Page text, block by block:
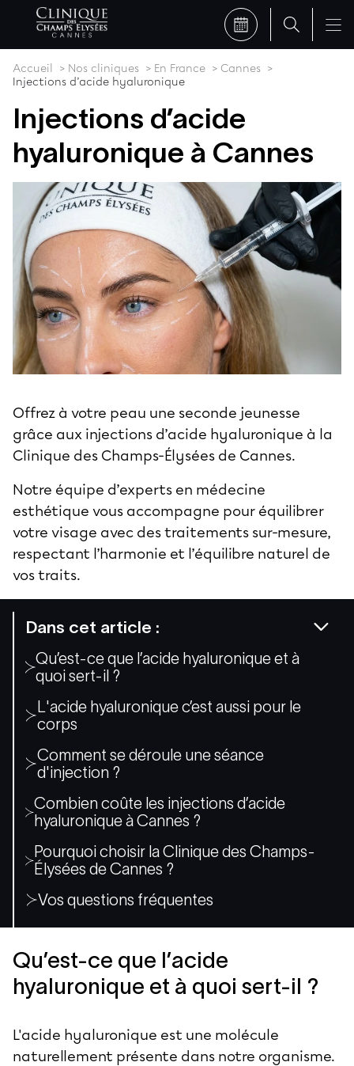
Accueil Nos cliniques En France
Cannes
Injections d’acide hyaluronique
Injections d’acide
hyaluronique à Cannes
Dans cet article :
Qu’est-ce que l’acide hyaluronique et à
quoi sert-il ?
L'acide hyaluronique c’est aussi pour le
corps
Comment se déroule une séance
d'injection ?
Combien coûte les injections d’acide
hyaluronique à Cannes ?
Pourquoi choisir la Clinique des Champs-
Élysées de Cannes ?
Vos questions fréquentes
Offrez à votre peau une seconde jeunesse
grâce aux injections d’acide hyaluronique à la
Clinique des Champs-Élysées de Cannes.
Notre équipe d’experts en médecine
esthétique vous accompagne pour équilibrer
votre visage avec des traitements sur-mesure,
respectant l’harmonie et l’équilibre naturel de
vos traits.
Qu’est-ce que l’acide
hyaluronique et à quoi sert-il ?
L'acide hyaluronique est une molécule
naturellement présente dans notre organisme.